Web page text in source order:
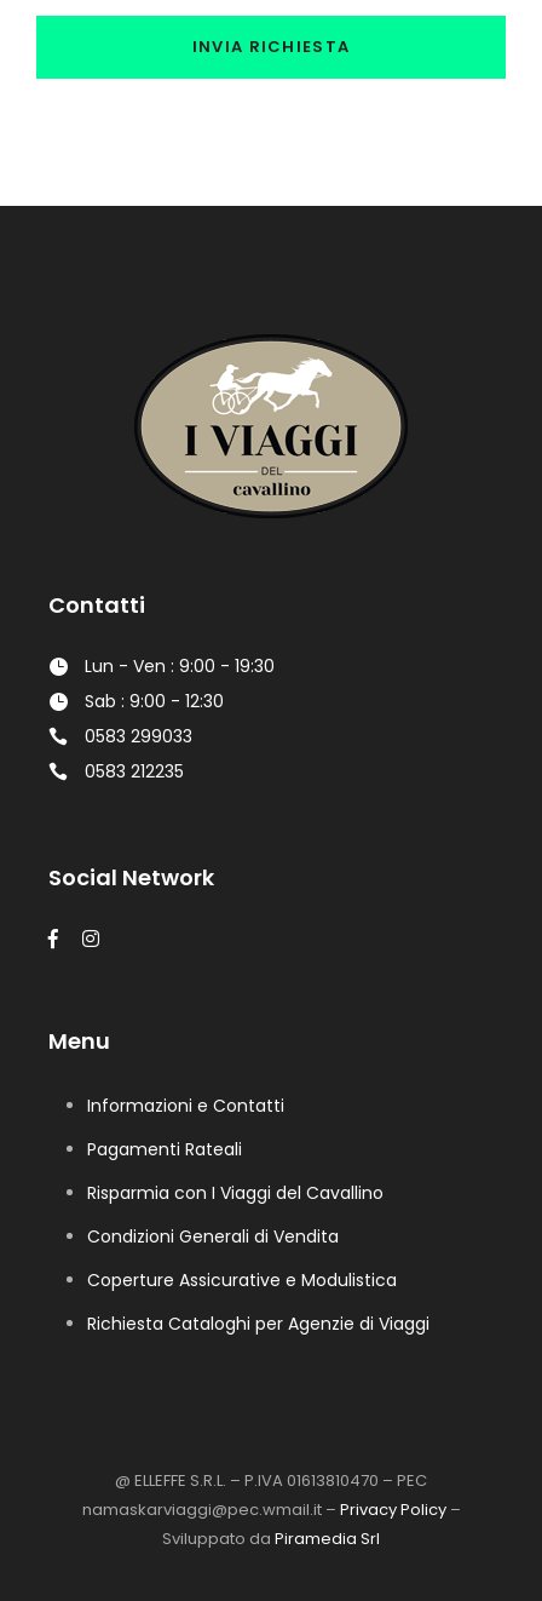
Contatti
Lun - Ven : 9:00 - 19:30
Sab : 9:00 - 12:30
0583 299033
0583 212235
Social Network
Menu
Informazioni e Contatti
Pagamenti Rateali
Risparmia con I Viaggi del Cavallino
Condizioni Generali di Vendita
Coperture Assicurative e Modulistica
Richiesta Cataloghi per Agenzie di Viaggi
@ ELLEFFE S.R.L. – P.IVA 01613810470 – PEC
namaskarviaggi@pec.wmail.it – Privacy Policy–
Sviluppato da Piramedia Srl